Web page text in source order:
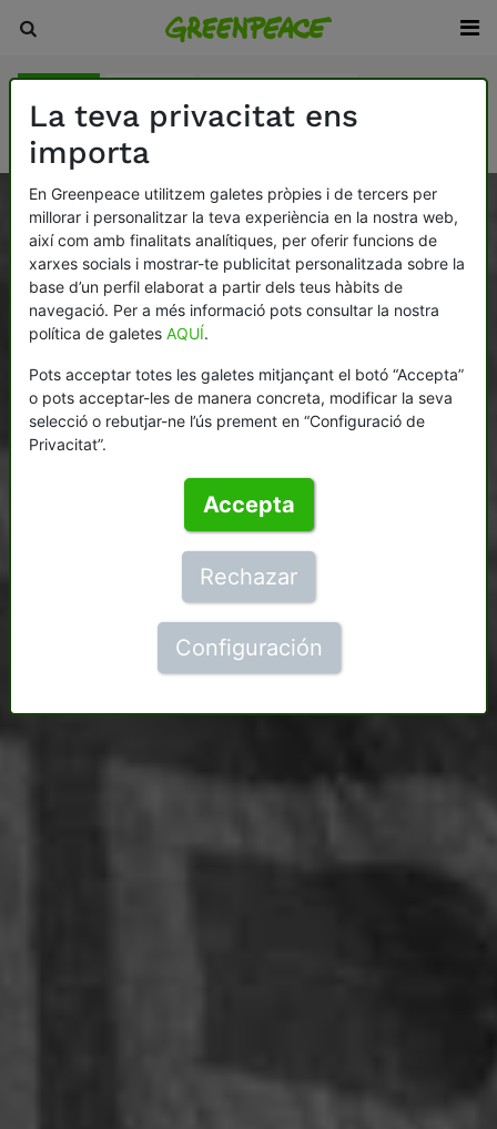
Com ens organitzem Treballa amb nosaltres
La teva privacitat ens
importa
En Greenpeace utilitzem galetes pròpies i de tercers per
millorar i personalitzar la teva experiència en la nostra web,
així com amb finalitats analítiques, per oferir funcions de
xarxes socials i mostrar-te publicitat personalitzada sobre la
base d’un perfil elaborat a partir dels teus hàbits de
navegació. Per a més informació pots consultar la nostra
política de galetes AQUÍ.
Pots acceptar totes les galetes mitjançant el botó “Accepta”
o pots acceptar-les de manera concreta, modificar la seva
selecció o rebutjar-ne l’ús prement en “Configuració de
Privacitat”.
Accepta
Rechazar
Configuración